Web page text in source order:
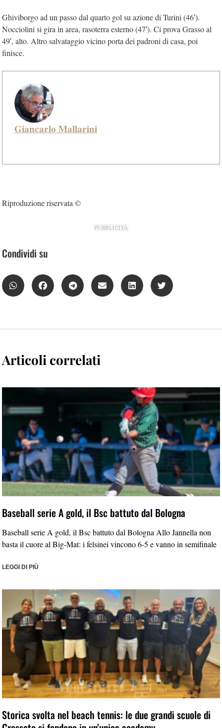
Ghiviborgo ad un passo dal quarto gol su azione di Turini (46′).
Nocciolini si gira in area, rasoterra esterno (47′). Ci prova Grasso al
49′, alto. Altro salvataggio vicino porta dei padroni di casa, poi
finisce.
Giancarlo Mallarini
Riproduzione riservata ©
PUBBLICITÀ
Condividi su
Articoli correlati
Baseball serie A gold, il Bsc battuto dal Bologna
Baseball serie A gold, il Bsc battuto dal Bologna Allo Jannella non
basta il cuore al Big-Mat: i felsinei vincono 6-5 e vanno in semifinale
LEGGI DI PIÙ
Storica svolta nel beach tennis: le due grandi scuole di